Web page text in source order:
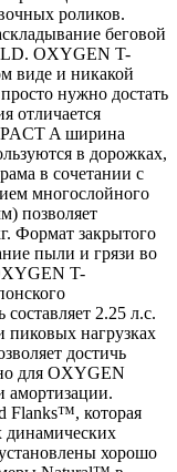
роликов.
беговой
OXYGEN T-
виде и никакой
нужно достать
отличается
A ширина
в дорожках,
в сочетании с
многослойного
позволяет
Формат закрытого
пыли и грязи во
T-
2.25 л.с.
пиковых нагрузках
достичь
для OXYGEN
амортизации.
Flanks™, которая
динамических
хорошо